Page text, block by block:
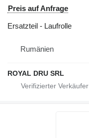
Preis auf Anfrage
Ersatzteil - Laufrolle
Rumänien
ROYAL DRU SRL